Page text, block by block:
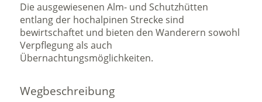
Die ausgewiesenen Alm- und Schutzhütten
entlang der hochalpinen Strecke sind
bewirtschaftet und bieten den Wanderern sowohl
Verpflegung als auch
Übernachtungsmöglichkeiten.
Wegbeschreibung